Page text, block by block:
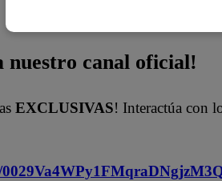
nuestro canal oficial!
EXCLUSIVAS! Interactúa con